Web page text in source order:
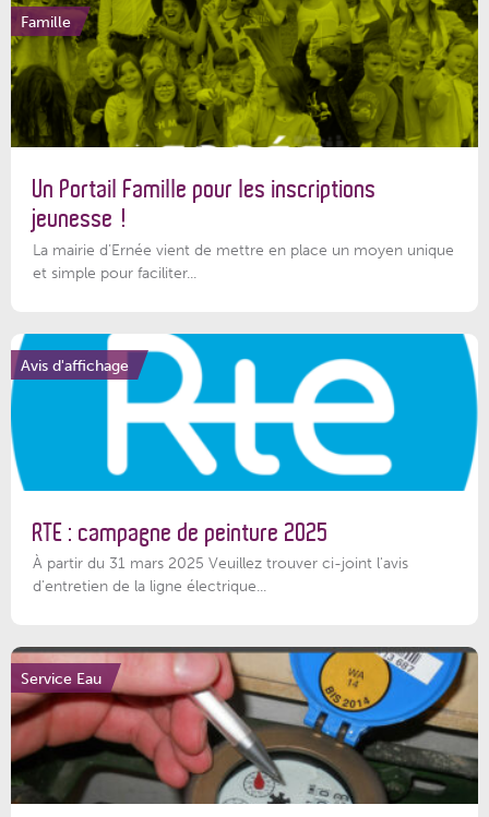
Famille
Un Portail Famille pour les inscriptions
jeunesse !
La mairie d’Ernée vient de mettre en place un moyen unique
et simple pour faciliter...
Avis d'affichage
RTE : campagne de peinture 2025
À partir du 31 mars 2025 Veuillez trouver ci-joint l'avis
d'entretien de la ligne électrique...
Service Eau